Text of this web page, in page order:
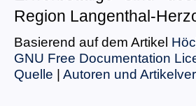
Region Langenthal-
Basierend auf dem Artikel
GNU Free Documentation
Quelle | Autoren und